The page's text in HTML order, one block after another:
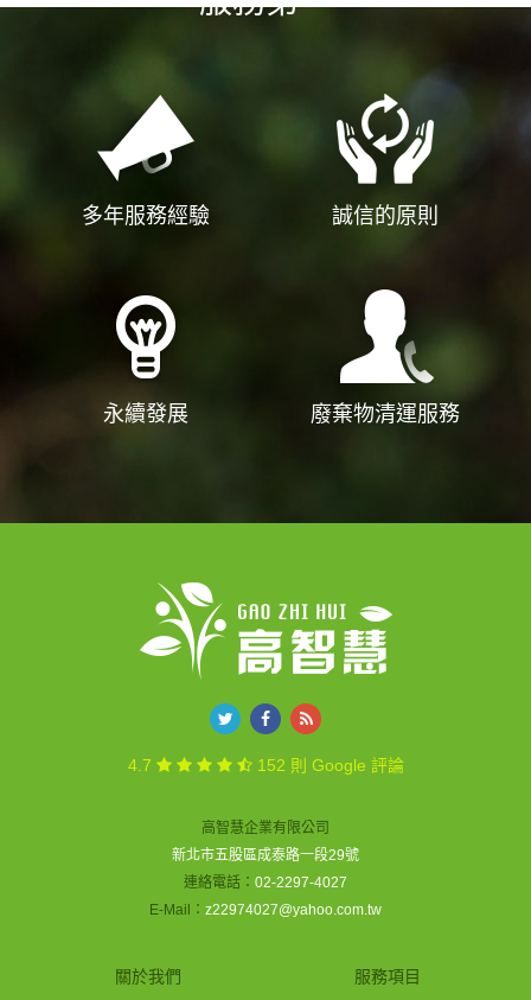
多年服務經驗 誠信的原則
永續發展 廢棄物清運服務
4.7 152 則 Google 評論
高智慧企業有限公司
新北市五股區成泰路一段29號
連絡電話： 02-2297-4027
E-Mail： z22974027@yahoo.com.tw
關於我們 服務項目